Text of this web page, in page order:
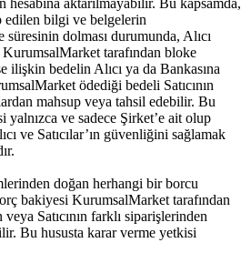
hesabına aktarılmayabilir. Bu kapsamda,
edilen bilgi ve belgelerin
dolması durumunda, Alıcı
KurumsalMarket tarafından bloke
bedelin Alıcı ya da Bankasına
ödediği bedeli Satıcının
mahsup veya tahsil edebilir. Bu
yalnızca ve sadece Şirket’e ait olup
ve Satıcılar’ın güvenliğini sağlamak
doğan herhangi bir borcu
bakiyesi KurumsalMarket tarafından
veya Satıcının farklı siparişlerinden
Bu hususta karar verme yetkisi